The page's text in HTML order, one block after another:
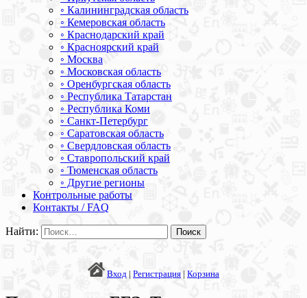
◦ Калининградская область
◦ Кемеровская область
◦ Краснодарский край
◦ Красноярский край
◦ Москва
◦ Московская область
◦ Оренбургская область
◦ Республика Татарстан
◦ Республика Коми
◦ Санкт-Петербург
◦ Саратовская область
◦ Свердловская область
◦ Ставропольский край
◦ Тюменская область
◦ Другие регионы
Контрольные работы
Контакты / FAQ
Найти:
Вход | Регистрация | Корзина